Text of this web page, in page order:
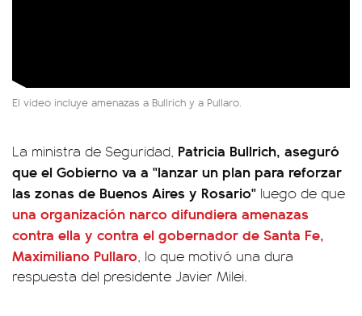
El video incluye amenazas a Bullrich y a Pullaro.
La ministra de Seguridad, Patricia Bullrich, aseguró
que el Gobierno va a "lanzar un plan para reforzar
las zonas de Buenos Aires y Rosario" luego de que
una organización narco difundiera amenazas
contra ella y contra el gobernador de Santa Fe,
Maximiliano Pullaro, lo que motivó una dura
respuesta del presidente Javier Milei.